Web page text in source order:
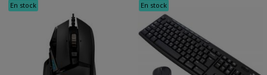
En stock En stock